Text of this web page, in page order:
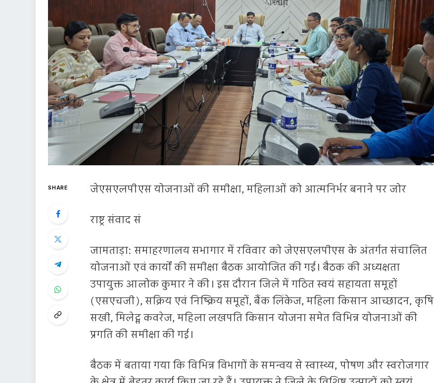
SHARE जेएसएलपीएस योजनाओं की समीक्षा, महिलाओं को आत्मनिर्भर बनाने पर जोर
राष्ट्र संवाद सं
जामताड़ा: समाहरणालय सभागार में रविवार को जेएसएलपीएस के अंतर्गत संचालित
योजनाओं एवं कार्यों की समीक्षा बैठक आयोजित की गई। बैठक की अध्यक्षता
उपायुक्त आलोक कुमार ने की। इस दौरान जिले में गठित स्वयं सहायता समूहों
(एसएचजी), सक्रिय एवं निष्क्रिय समूहों, बैंक लिंकेज, महिला किसान आच्छादन, कृषि
सखी, मिलेट्स कवरेज, महिला लखपति किसान योजना समेत विभिन्न योजनाओं की
प्रगति की समीक्षा की गई।
बैठक में बताया गया कि विभिन्न विभागों के समन्वय से स्वास्थ्य, पोषण और स्वरोजगार